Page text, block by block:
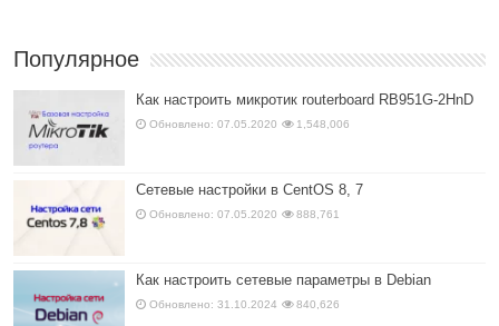
Популярное
Как настроить микротик routerboard RB951G-2HnD
Обновлено: 07.05.2020 1,548,006
Сетевые настройки в CentOS 8, 7
Обновлено: 07.05.2020 888,761
Как настроить сетевые параметры в Debian
Обновлено: 31.10.2024 840,626